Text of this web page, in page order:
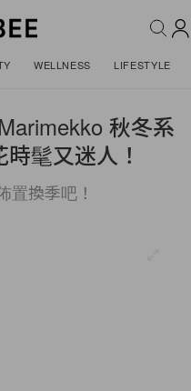
WELLNESS LIFESTYLE
秋冬系
髦又迷人！
置換季吧！